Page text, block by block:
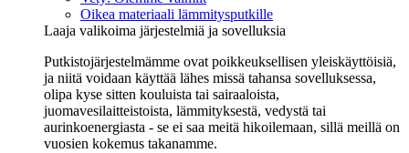
Oikea materiaali lämmitysputkille
Laaja valikoima järjestelmiä ja sovelluksia
Putkistojärjestelmämme ovat poikkeuksellisen yleiskäyttöisiä,
ja niitä voidaan käyttää lähes missä tahansa sovelluksessa,
olipa kyse sitten kouluista tai sairaaloista,
juomavesilaitteistoista, lämmityksestä, vedystä tai
aurinkoenergiasta - se ei saa meitä hikoilemaan, sillä meillä on
vuosien kokemus takanamme.